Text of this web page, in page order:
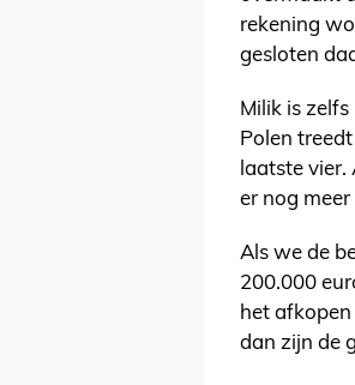
rekening
gesloten
Milik is
Polen
laatste vier.
er nog
Als we de
200.000
het afkopen
dan zijn de